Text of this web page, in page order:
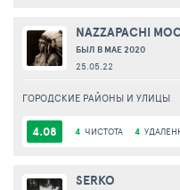
NAZZAPACHI
БЫЛ В МАЕ 2020
25.05.22
ГОРОДСКИЕ РАЙОНЫ И УЛИЦЫ
4.08 4 ЧИСТОТА 4
SERKO